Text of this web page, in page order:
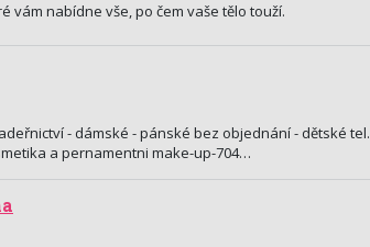
vám nabídne vše, po čem vaše tělo touží.
- dámské - pánské bez objednání - dětské tel.
a pernamentni make-up-704…